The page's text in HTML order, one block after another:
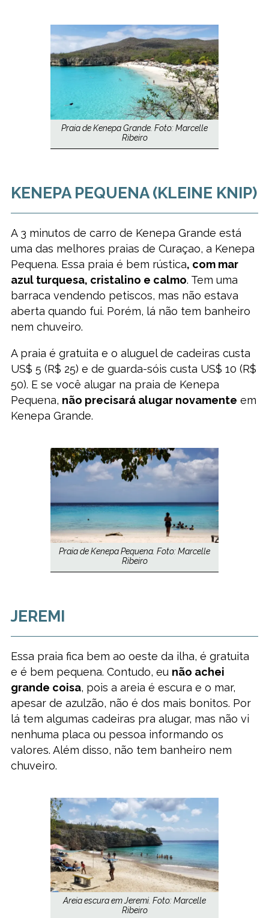
Praia de Kenepa Grande. Foto: Marcelle
Ribeiro
KENEPA PEQUENA (KLEINE KNIP)
A 3 minutos de carro de Kenepa Grande está
uma das melhores praias de Curaçao, a Kenepa
Pequena. Essa praia é bem rústica, com mar
azul turquesa, cristalino e calmo. Tem uma
barraca vendendo petiscos, mas não estava
aberta quando fui. Porém, lá não tem banheiro
nem chuveiro.
A praia é gratuita e o aluguel de cadeiras custa
US$ 5 (R$ 25) e de guarda-sóis custa US$ 10 (R$
50). E se você alugar na praia de Kenepa
Pequena, não precisará alugar novamente em
Kenepa Grande.
Praia de Kenepa Pequena. Foto: Marcelle
Ribeiro
JEREMI
Essa praia fica bem ao oeste da ilha, é gratuita
e é bem pequena. Contudo, eu não achei
grande coisa, pois a areia é escura e o mar,
apesar de azulzão, não é dos mais bonitos. Por
lá tem algumas cadeiras pra alugar, mas não vi
nenhuma placa ou pessoa informando os
valores. Além disso, não tem banheiro nem
chuveiro.
Areia escura em Jeremi. Foto: Marcelle
Ribeiro